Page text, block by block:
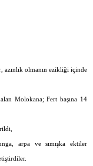
azınlık olmanın ezikliği içinde
Molokana;Fert başına 14
arpa ve sımışka ektiler